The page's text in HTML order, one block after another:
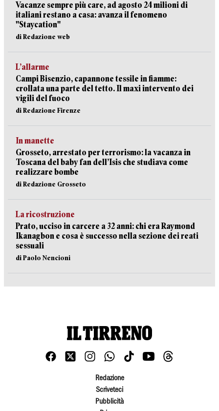
Vacanze sempre più care, ad agosto 24 milioni di
italiani restano a casa: avanza il fenomeno
"Staycation"
di Redazione web
L’allarme
Campi Bisenzio, capannone tessile in fiamme:
crollata una parte del tetto. Il maxi intervento dei
vigili del fuoco
di Redazione Firenze
In manette
Grosseto, arrestato per terrorismo: la vacanza in
Toscana del baby fan dell’Isis che studiava come
realizzare bombe
di Redazione Grosseto
La ricostruzione
Prato, ucciso in carcere a 32 anni: chi era Raymond
Ikanagbon e cosa è successo nella sezione dei reati
sessuali
di Paolo Nencioni
Redazione
Scriveteci
Pubblicità